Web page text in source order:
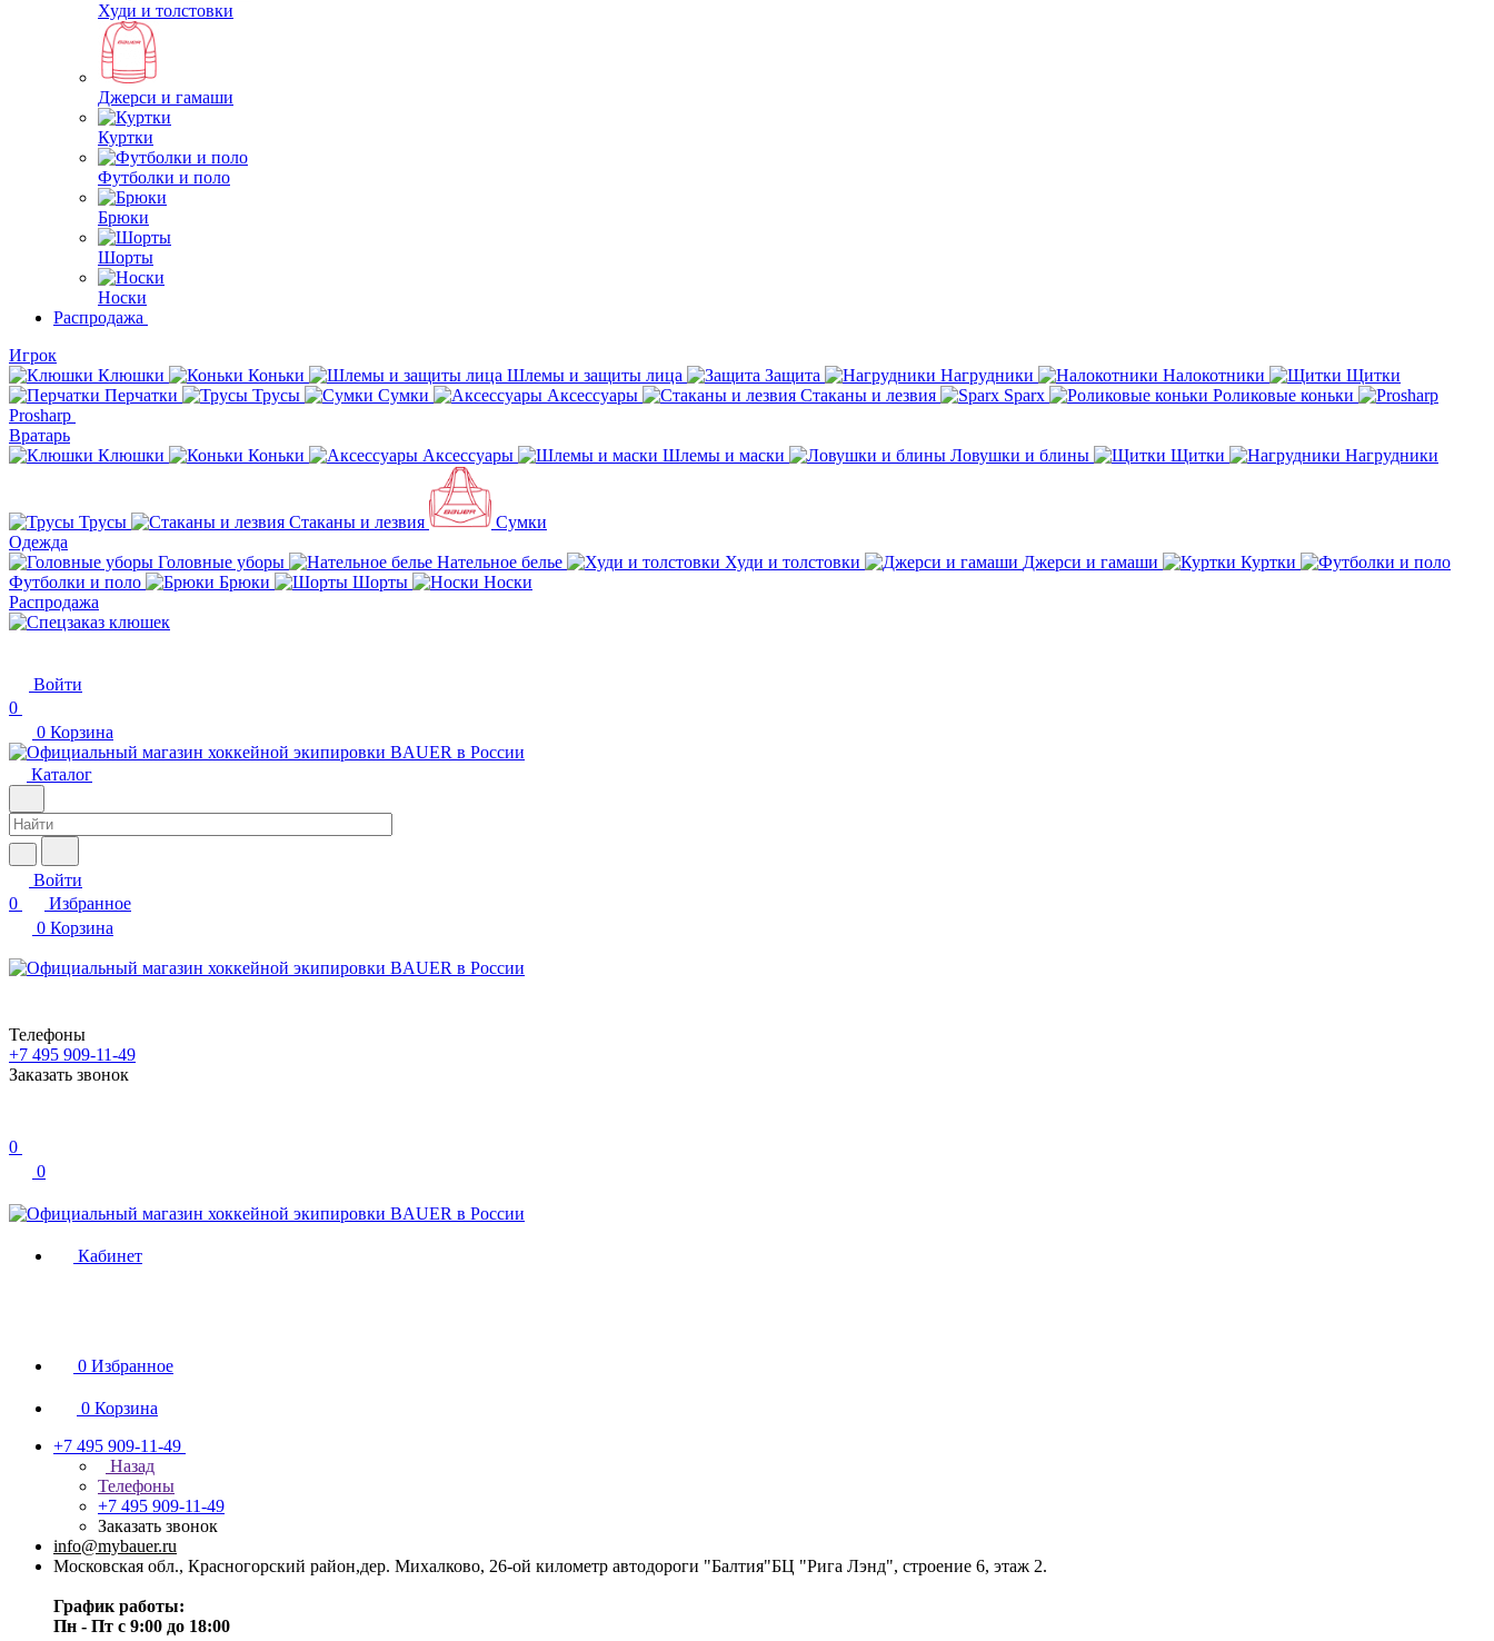
Худи и толстовки
Джерси и гамаши
Куртки
Футболки и поло
Брюки
Шорты
Носки
Распродажа
Игрок
Клюшки
Коньки Шлемы и защиты лица Защита Нагрудники Налокотники
Щитки
Перчатки
Трусы Сумки Аксессуары Стаканы и лезвия Sparx
Роликовые коньки
Prosharp
Вратарь
Клюшки
Коньки Аксессуары Шлемы и маски Ловушки и блины Щитки Нагрудники
Трусы Стаканы и лезвия
Сумки
Одежда
Головные уборы
Нательное белье Худи и толстовки Джерси и гамаши
Куртки
Футболки и поло
Брюки Шорты
Носки
Распродажа
Войти
0
0 Корзина
Каталог
Войти
0
Избранное
0 Корзина
Телефоны
+7 495 909-11-49
Заказать звонок
0
0
Кабинет
0 Избранное
0 Корзина
+7 495 909-11-49
Назад
Телефоны
+7 495 909-11-49
Заказать звонок
info@mybauer.ru
Московская обл., Красногорский район,дер. Михалково, 26-ой километр автодороги "Балтия"БЦ "Рига Лэнд", строение 6, этаж 2.
График работы:
Пн - Пт с 9:00 до 18:00